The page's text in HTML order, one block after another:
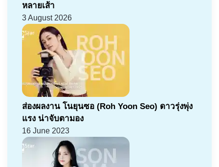
หลายเส้า
3 August 2026
ส่องผลงาน โนยุนซอ (Roh Yoon Seo) ดาวรุ่งพุ่ง
แรง น่าจับตามอง
16 June 2023